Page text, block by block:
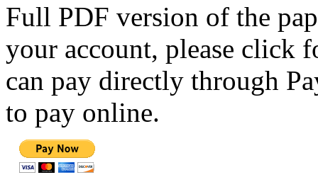
Full PDF version of the
your account, please click
can pay directly through
to pay online.